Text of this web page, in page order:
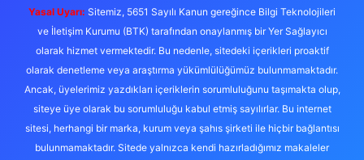
Yasal Uyarı: Sitemiz, 5651 Sayılı Kanun gereğince Bilgi Teknolojileri
ve İletişim Kurumu (BTK) tarafından onaylanmış bir Yer Sağlayıcı
olarak hizmet vermektedir. Bu nedenle, sitedeki içerikleri proaktif
olarak denetleme veya araştırma yükümlülüğümüz bulunmamaktadır.
Ancak, üyelerimiz yazdıkları içeriklerin sorumluluğunu taşımakta olup,
siteye üye olarak bu sorumluluğu kabul etmiş sayılırlar. Bu internet
sitesi, herhangi bir marka, kurum veya şahıs şirketi ile hiçbir bağlantısı
bulunmamaktadır. Sitede yalnızca kendi hazırladığımız makaleler